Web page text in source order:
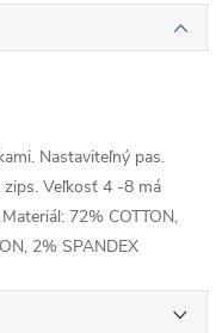
Nastaviteľný pas.
zips. Veľkosť 4 -8 má
72% COTTON,
2% SPANDEX